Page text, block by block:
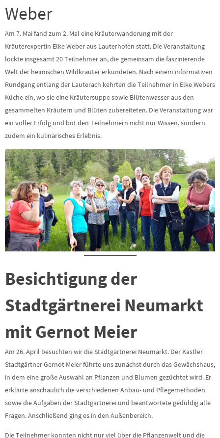
Weber
Am 7. Mai fand zum 2. Mal eine Kräuterwanderung mit der
Kräuterexpertin Elke Weber aus Lauterhofen statt. Die Veranstaltung
lockte insgesamt 20 Teilnehmer an, die gemeinsam die faszinierende
Welt der heimischen Wildkräuter erkundeten. Nach einem informativen
Rundgang entlang der Lauterach kehrten die Teilnehmer in Elke Webers
Küche ein, wo sie eine Kräutersuppe sowie Blütenwasser aus den
gesammelten Kräutern und Blüten zubereiteten. Die Veranstaltung war
ein voller Erfolg und bot den Teilnehmern nicht nur Wissen, sondern
zudem ein kulinarisches Erlebnis.
Besichtigung der
Stadtgärtnerei Neumarkt
mit Gernot Meier
Am 26. April besuchten wir die Stadtgärtnerei Neumarkt. Der Kastler
Stadtgärtner Gernot Meier führte uns zunächst durch das Gewächshaus,
in dem eine große Auswahl an Pflanzen und Blumen gezüchtet wird. Er
erklärte anschaulich die verschiedenen Anbau- und Pflegemethoden
sowie die Aufgaben der Stadtgärtnerei und beantwortete geduldig alle
Fragen. Anschließend ging es in den Außenbereich.
Die Teilnehmer konnten nicht nur viel über die Pflanzenwelt und die